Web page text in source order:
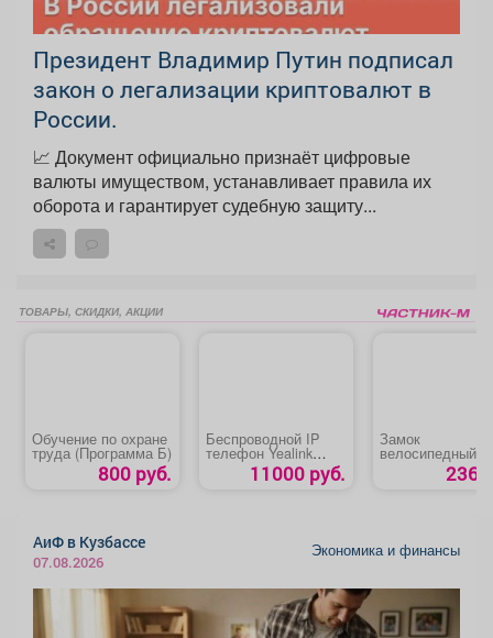
Президент Владимир Путин подписал
закон о легализации криптовалют в
России.
📈 Документ официально признаёт цифровые
валюты имуществом, устанавливает правила их
оборота и гарантирует судебную защиту...
ТОВАРЫ, СКИДКИ, АКЦИИ
Обучение по охране
труда (Программа Б)
800 руб.
Беспроводной IP
телефон Yealink
W71P 11000 руб.
Замок
велосипедный
«Apecs PD-80-
236
АиФ в Кузбассе
07.08.2026
Экономика и финансы